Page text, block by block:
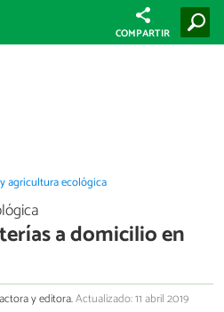
COMPARTIR
agricultura ecológica
a domicilio en
y editora.Actualizado: 11 abril 2019